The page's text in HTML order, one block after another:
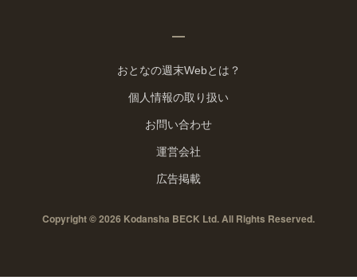
おとなの週末Webとは？
個人情報の取り扱い
お問い合わせ
運営会社
広告掲載
Copyright © 2026 Kodansha BECK Ltd. All Rights Reserved.